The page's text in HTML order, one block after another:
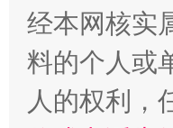
经本网核实
料的个人或
人的权利，